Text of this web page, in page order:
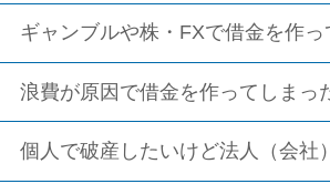
ギャンブルや株・FXで借金を作っ
浪費が原因で借金を作ってしまっ
個人で破産したいけど法人（会